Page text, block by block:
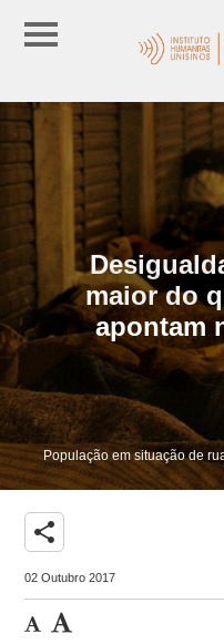
maior do
apontam
População em situação de
share
02 Outubro 2017